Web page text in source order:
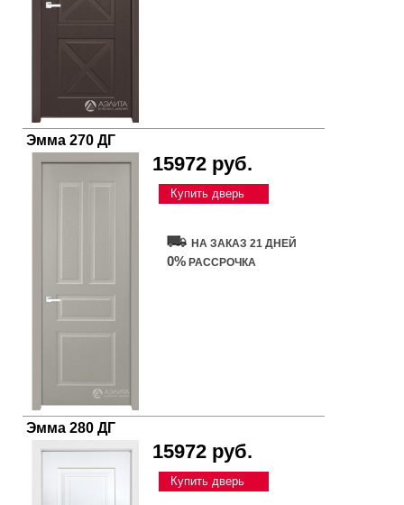
Эмма 270 ДГ
15972 руб.
Купить дверь
НА ЗАКАЗ 21 ДНЕЙ
0% РАССРОЧКА
Эмма 280 ДГ
15972 руб.
Купить дверь